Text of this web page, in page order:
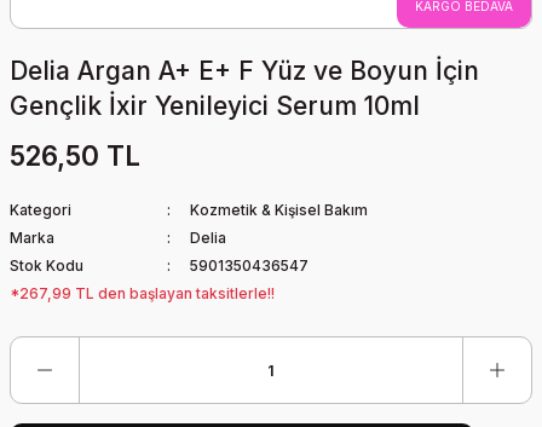
KARGO BEDAVA
Delia Argan A+ E+ F Yüz ve Boyun İçin
Gençlik İxir Yenileyici Serum 10ml
526,50 TL
Kategori
Kozmetik & Kişisel Bakım
Marka
Delia
Stok Kodu
5901350436547
*267,99 TL den başlayan taksitlerle!!